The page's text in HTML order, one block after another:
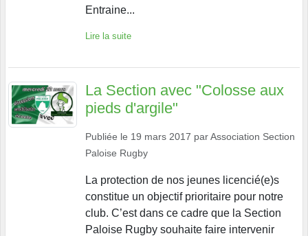
Entraine...
Lire la suite
La Section avec "Colosse aux
pieds d'argile"
Publiée le 19 mars 2017 parAssociation Section
Paloise Rugby
La protection de nos jeunes licencié(e)s
constitue un objectif prioritaire pour notre
club. C’est dans ce cadre que la Section
Paloise Rugby souhaite faire intervenir